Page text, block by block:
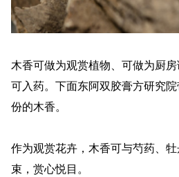
木香可做为观赏植物、可做为厨房
可入药。下面东阿双胶膏方研究
份的木香。
作为观赏花卉，木香可与芍药、
束，赏心悦目。